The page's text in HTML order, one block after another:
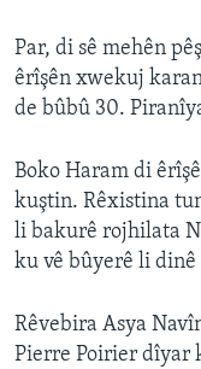
Par, di sê mehên
êrîşên xwekuj
de bûbû 30.
Boko Haram di
kuştin. Rêxistina
li bakurê rojhilata
ku vê bûyerê li dinê
Rêvebira Asya
Pierre Poirier dîyar